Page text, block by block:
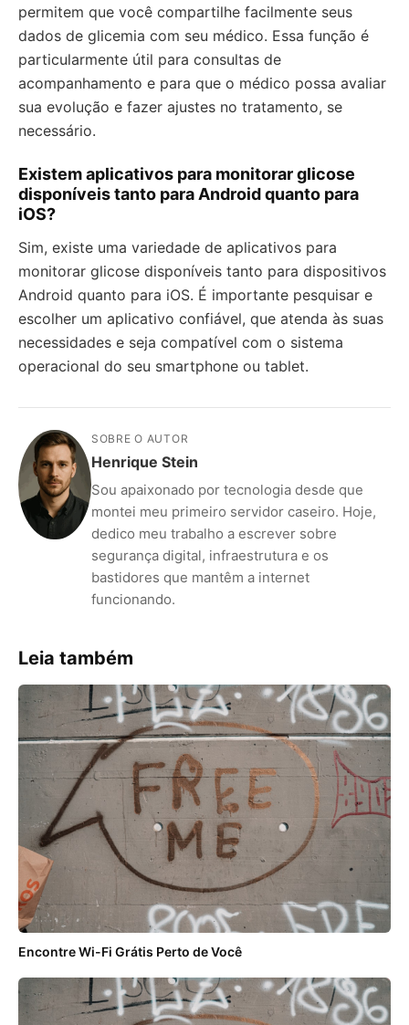
permitem que você compartilhe facilmente seus
dados de glicemia com seu médico. Essa função é
particularmente útil para consultas de
acompanhamento e para que o médico possa avaliar
sua evolução e fazer ajustes no tratamento, se
necessário.
Existem aplicativos para monitorar glicose
disponíveis tanto para Android quanto para
iOS?
Sim, existe uma variedade de aplicativos para
monitorar glicose disponíveis tanto para dispositivos
Android quanto para iOS. É importante pesquisar e
escolher um aplicativo confiável, que atenda às suas
necessidades e seja compatível com o sistema
operacional do seu smartphone ou tablet.
SOBRE O AUTOR
Henrique Stein
Sou apaixonado por tecnologia desde que
montei meu primeiro servidor caseiro. Hoje,
dedico meu trabalho a escrever sobre
segurança digital, infraestrutura e os
bastidores que mantêm a internet
funcionando.
Leia também
Encontre Wi-Fi Grátis Perto de Você